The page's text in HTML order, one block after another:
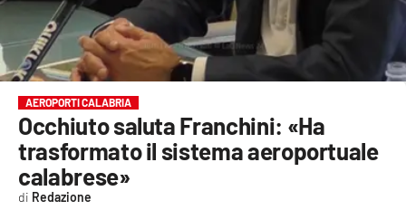
SPORT
Streaming
LAC TV
LAC NETWORK
LAC ONAIR
AEROPORTI CALABRIA
Occhiuto saluta Franchini: «Ha
trasformato il sistema aeroportuale
calabrese»
Redazione